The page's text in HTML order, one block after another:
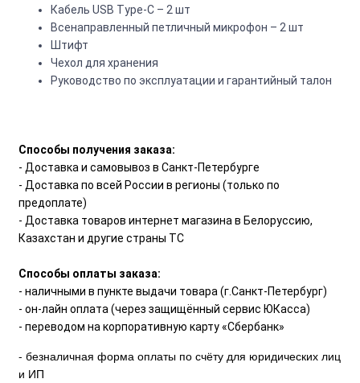
Кабель USB Type-C – 2 шт
Всенаправленный петличный микрофон – 2 шт
Штифт
Чехол для хранения
Руководство по эксплуатации и гарантийный талон
Способы получения заказа:
- Доставка и самовывоз в Санкт-Петербурге
- Доставка по всей России в регионы (только по
предоплате)
- Доставка товаров интернет магазина в Белоруссию,
Казахстан и другие страны ТС
Способы оплаты заказа:
- наличными в пункте выдачи товара (г.Санкт-Петербург)
- он-лайн оплата (через защищённый сервис ЮКасса)
- переводом на корпоративную карту «Сбербанк»
- безналичная форма оплаты по счёту для юридических лиц
и ИП